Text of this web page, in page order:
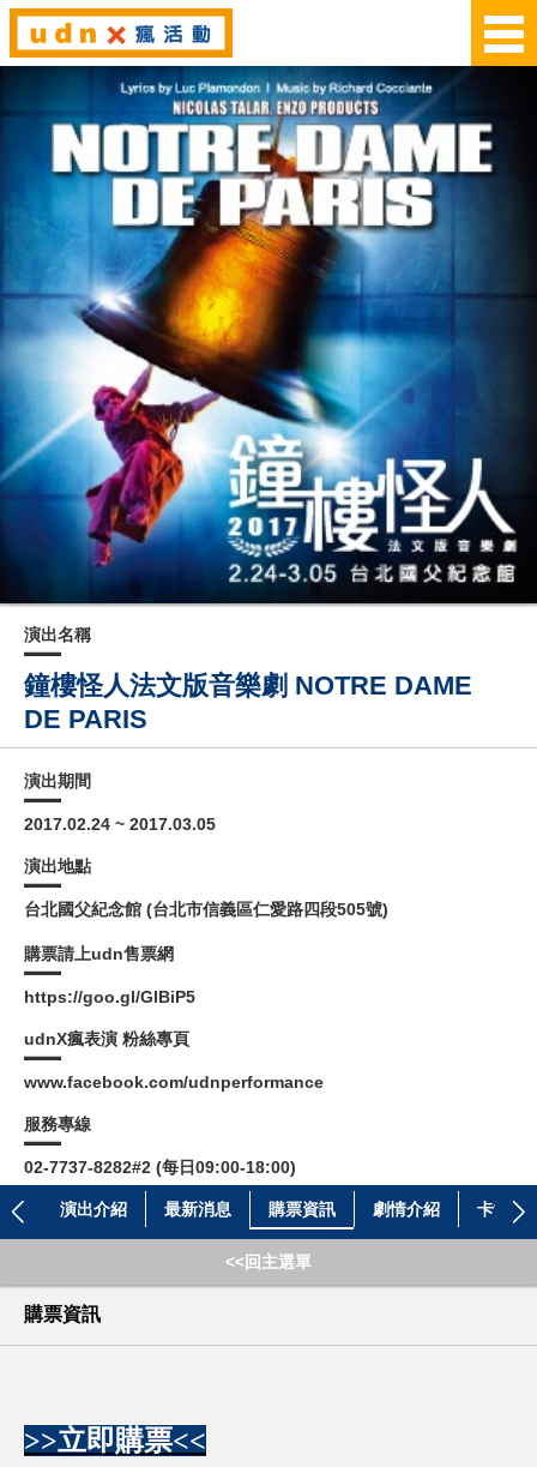
演出名稱
鐘樓怪人法文版音樂劇 NOTRE DAME
DE PARIS
演出期間
2017.02.24 ~ 2017.03.05
演出地點
台北國父紀念館 (台北市信義區仁愛路四段505號)
購票請上udn售票網
https://goo.gl/GlBiP5
udnX瘋表演 粉絲專頁
www.facebook.com/udnperformance
服務專線
02-7737-8282#2 (每日09:00-18:00)
演出介紹 最新消息 購票資訊 劇情介紹 卡司介
<<回主選單
購票資訊
>>立即購票<<